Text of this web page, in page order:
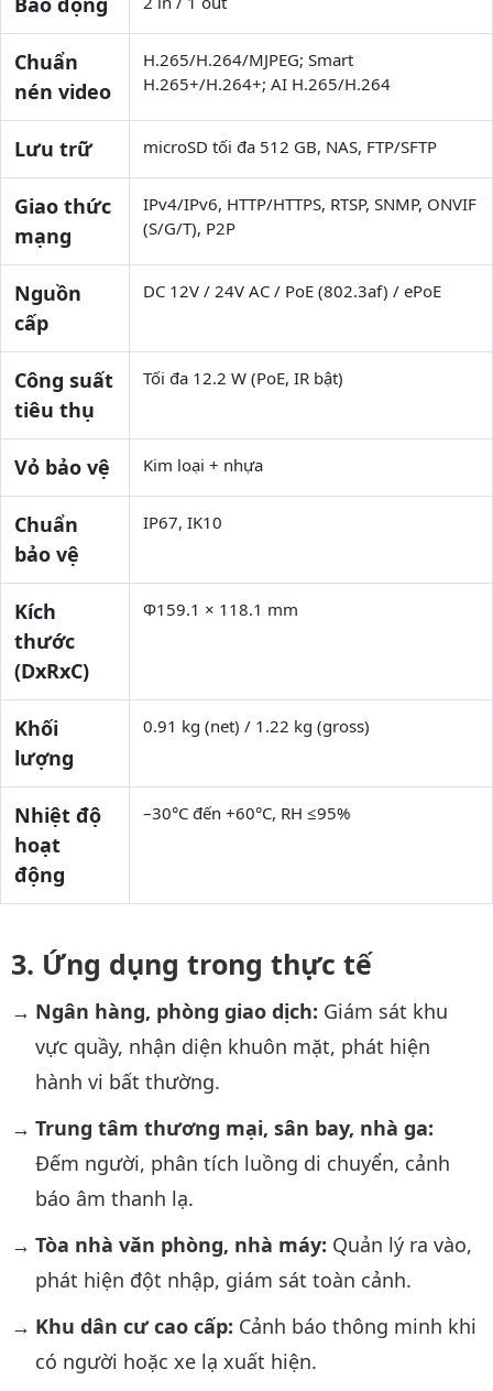
Chuẩn
nén video
H.265/H.264/MJPEG; Smart
H.265+/H.264+; AI H.265/H.264
Lưu trữ microSD tối đa 512 GB, NAS, FTP/SFTP
Giao thức
mạng
IPv4/IPv6, HTTP/HTTPS, RTSP, SNMP, ONVIF
(S/G/T), P2P
Nguồn
cấp
DC 12V / 24V AC / PoE (802.3af) / ePoE
Công suất
tiêu thụ
Tối đa 12.2 W (PoE, IR bật)
Vỏ bảo vệ Kim loại + nhựa
Chuẩn
bảo vệ
IP67, IK10
Kích
thước
(DxRxC)
Φ159.1 × 118.1 mm
Khối
lượng
0.91 kg (net) / 1.22 kg (gross)
Nhiệt độ
hoạt
động
–30°C đến +60°C, RH ≤95%
Ứng dụng trong thực tế
Ngân hàng, phòng giao dịch: Giám sát khu
vực quầy, nhận diện khuôn mặt, phát hiện
hành vi bất thường.
Trung tâm thương mại, sân bay, nhà ga:
Đếm người, phân tích luồng di chuyển, cảnh
báo âm thanh lạ.
Tòa nhà văn phòng, nhà máy: Quản lý ra vào,
phát hiện đột nhập, giám sát toàn cảnh.
Khu dân cư cao cấp: Cảnh báo thông minh khi
có người hoặc xe lạ xuất hiện.